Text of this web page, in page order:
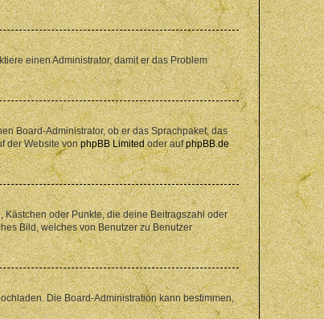
einen Administrator, damit er das Problem
Board-Administrator, ob er das Sprachpaket, das
der Website vonphpBB Limitedoder aufphpBB.de
oder Punkte, die deine Beitragszahl oder
Bild, welches von Benutzer zu Benutzer
Die Board-Administration kann bestimmen,